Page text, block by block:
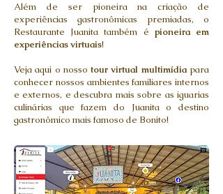
Além de ser pioneira na criação de
experiências gastronômicas premiadas, o
Restaurante Juanita também é pioneira em
experiências virtuais!
Veja aqui o nossotour virtual multimídiapara
conhecer nossos ambientes familiares internos
e externos, e descubra mais sobre as iguarias
culinárias que fazem do Juanita o destino
gastronômico mais famoso de Bonito!